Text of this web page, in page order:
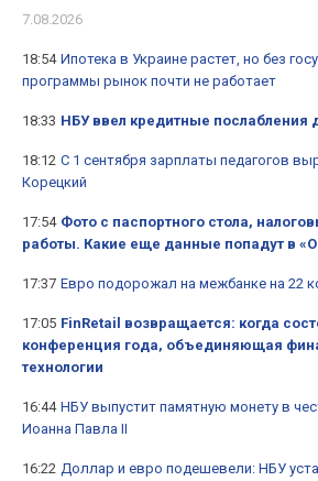
7.08.2026
18:54 Ипотека в Украине растет, но без
программы рынок почти не работает
18:33 НБУ ввел кредитные послабления
18:12 С 1 сентября зарплаты педагогов
Корецкий
17:54 Фото с паспортного стола,
работы. Какие еще данные попадут в
17:37 Евро подорожал на межбанке на 22
17:05 FinRetail возвращается: когда
конференция года, объединяющая
технологии
16:44 НБУ выпустит памятную монету в
Иоанна Павла II
16:22 Доллар и евро подешевели: НБУ